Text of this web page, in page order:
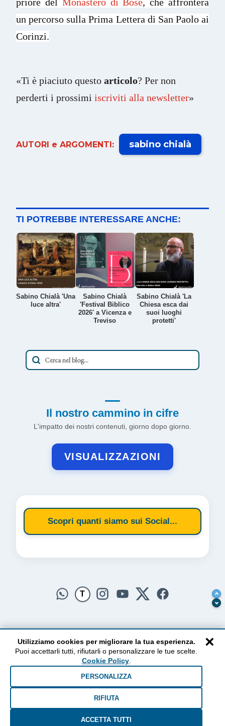
un percorso sulla Prima Lettera di San Paolo ai
Corinzi.
«Ti è piaciuto questo articolo? Per non
perderti i prossimi iscriviti alla newsletter»
AUTORI e ARGOMENTI: sabino chialà
TI POTREBBE INTERESSARE ANCHE:
Sabino Chialà 'Una
luce altra'
Sabino Chialà
'Festival Biblico
2026' a Vicenza e
Treviso
Sabino Chialà 'La
Chiesa esca dai
suoi luoghi
protetti'
Il nostro cammino in cifre
L'impatto dei nostri contenuti, giorno dopo giorno.
VISUALIZZAZIONI
Scopri quanti siamo sui Social...
T
AlzogliOcchiversoilCielo
Dal 2010 ad oggi • Testi e pensieri tra terra e cielo
×
Utilizziamo cookies per migliorare la tua esperienza.
Puoi accettarli tutti, rifiutarli o personalizzare le tue scelte.
Cookie Policy.
PERSONALIZZA
RIFIUTA
ACCETTA TUTTI